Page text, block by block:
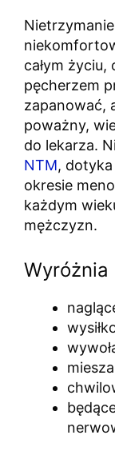
całym
pęcherzem
zapanować,
poważny,
do lekarza.
NTM,
okresie
każdym
mężczyzn.